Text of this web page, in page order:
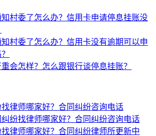
村委了怎么办？信用卡申请停息挂账没
村委了怎么办？信用卡没有逾期可以申
会怎样？怎么跟银行谈停息挂账？
律师哪家好？合同纠纷咨询电话
纷找律师哪家好？合同纠纷咨询电话
律师哪家好？合同纠纷律师所更新中